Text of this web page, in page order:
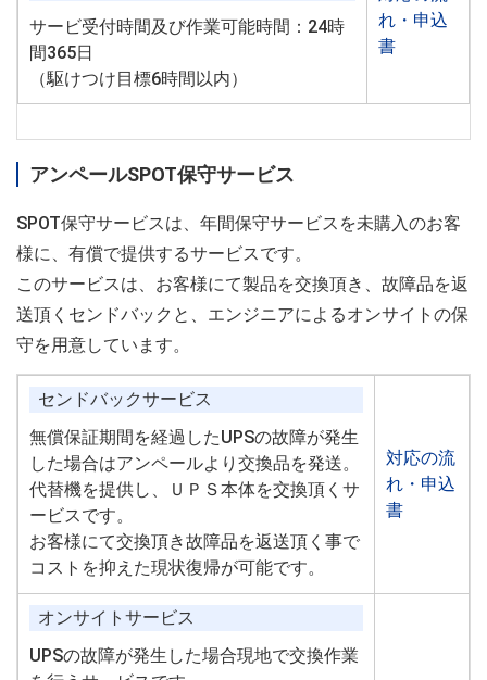
サービ受付時間及び作業可能時間：24時
間365日
（駆けつけ目標6時間以内）
れ・申込
書
アンペールSPOT保守サービス
SPOT保守サービスは、年間保守サービスを未購入のお客
様に、有償で提供するサービスです。
このサービスは、お客様にて製品を交換頂き、故障品を返
送頂くセンドバックと、エンジニアによるオンサイトの保
守を用意しています。
センドバックサービス
無償保証期間を経過したUPSの故障が発生
した場合はアンペールより交換品を発送。
代替機を提供し、ＵＰＳ本体を交換頂くサ
ービスです。
お客様にて交換頂き故障品を返送頂く事で
コストを抑えた現状復帰が可能です。
対応の流
れ・申込
書
オンサイトサービス
UPSの故障が発生した場合現地で交換作業